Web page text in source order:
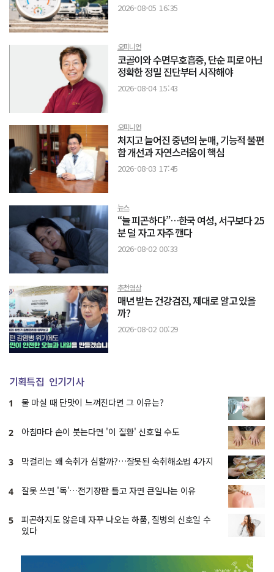
2026-08-05 16:35
오피니언
코골이와 수면무호흡증, 단순 피로 아닌
정확한 정밀 진단부터 시작해야
2026-08-04 15:43
오피니언
처지고 늘어진 중년의 눈매, 기능적 불편
함 개선과 자연스러움이 핵심
2026-08-03 17:45
뉴스
“늘 피곤하다”…한국 여성, 서구보다 25
분 덜 자고 자주 깬다
2026-08-02 00:33
추천영상
매년 받는 건강검진, 제대로 알고 있을
까?
2026-08-02 00:29
기획특집 인기기사
1 물 마실 때 단맛이 느껴진다면 그 이유는?
2 아침마다 손이 붓는다면 '이 질환' 신호일 수도
3 막걸리는 왜 숙취가 심할까?…잘못된 숙취해소법 4가지
4 잘못 쓰면 '독'…전기장판 틀고 자면 큰일나는 이유
5
피곤하지도 않은데 자꾸 나오는 하품, 질병의 신호일 수
있다